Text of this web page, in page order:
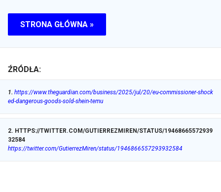
STRONA GŁÓWNA »
ŹRÓDŁA:
1. https://www.theguardian.com/business/2025/jul/20/eu-commissioner-shock
ed-dangerous-goods-sold-shein-temu
2. HTTPS://TWITTER.COM/GUTIERREZMIREN/STATUS/19468665572939
32584
https://twitter.com/GutierrezMiren/status/1946866557293932584